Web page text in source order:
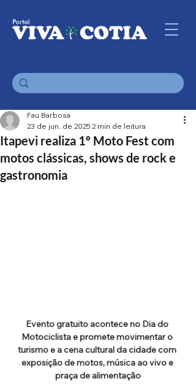
Itapevi realiza 1º Moto Fest com
motos clássicas, shows de rock e
gastronomia
Fau Barbosa
23 de jun. de 2025 2 min de leitura
Evento gratuito acontece no Dia do
Motociclista e promete movimentar o
turismo e a cena cultural da cidade com
exposição de motos, música ao vivo e
praça de alimentação